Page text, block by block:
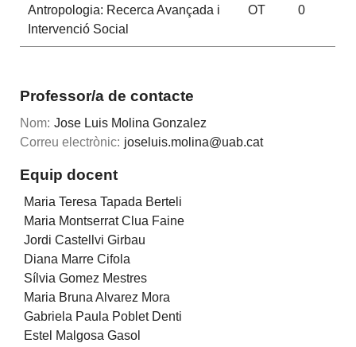
Antropologia: Recerca Avançada i
Intervenció Social
OT 0
Professor/a de contacte
Nom: Jose Luis Molina Gonzalez
Correu electrònic: joseluis.molina@uab.cat
Equip docent
Maria Teresa Tapada Berteli
Maria Montserrat Clua Faine
Jordi Castellvi Girbau
Diana Marre Cifola
Sílvia Gomez Mestres
Maria Bruna Alvarez Mora
Gabriela Paula Poblet Denti
Estel Malgosa Gasol